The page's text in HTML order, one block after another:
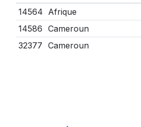
14564 Afrique
14586 Cameroun
32377 Cameroun